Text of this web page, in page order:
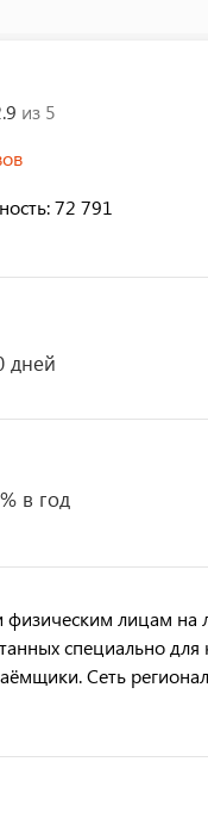
из 5
72 791
дней
в год
лицам на
специально
Сеть